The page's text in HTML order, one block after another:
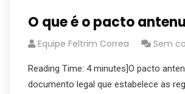
O que é o pacto
Equipe Feltrim Correa Sem
Reading Time: 4 minutes]O pacto
documento legal que estabelece as